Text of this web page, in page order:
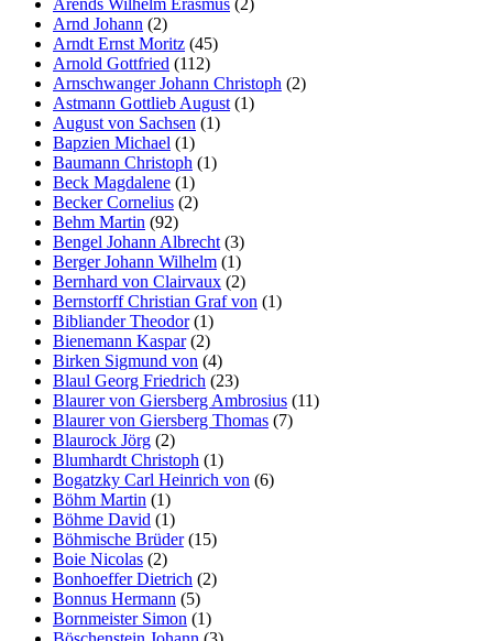
Arnd Johann (2)
Arndt Ernst Moritz (45)
Arnold Gottfried (112)
Arnschwanger Johann Christoph (2)
Astmann Gottlieb August (1)
August von Sachsen (1)
Bapzien Michael (1)
Baumann Christoph (1)
Beck Magdalene (1)
Becker Cornelius (2)
Behm Martin (92)
Bengel Johann Albrecht (3)
Berger Johann Wilhelm (1)
Bernhard von Clairvaux (2)
Bernstorff Christian Graf von (1)
Bibliander Theodor(1)
Bienemann Kaspar(2)
Birken Sigmund von (4)
Blaul Georg Friedrich (23)
Blaurer von Giersberg Ambrosius (11)
Blaurer von Giersberg Thomas (7)
Blaurock Jörg (2)
Blumhardt Christoph (1)
Bogatzky Carl Heinrich von (6)
Böhm Martin (1)
Böhme David (1)
Böhmische Brüder(15)
Boie Nicolas (2)
Bonhoeffer Dietrich (2)
Bonnus Hermann (5)
Bornmeister Simon (1)